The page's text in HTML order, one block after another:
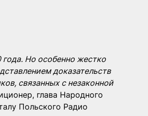
года. Но особенно жестко
доказательств
связанных с незаконной
глава Народного
Польского Радио